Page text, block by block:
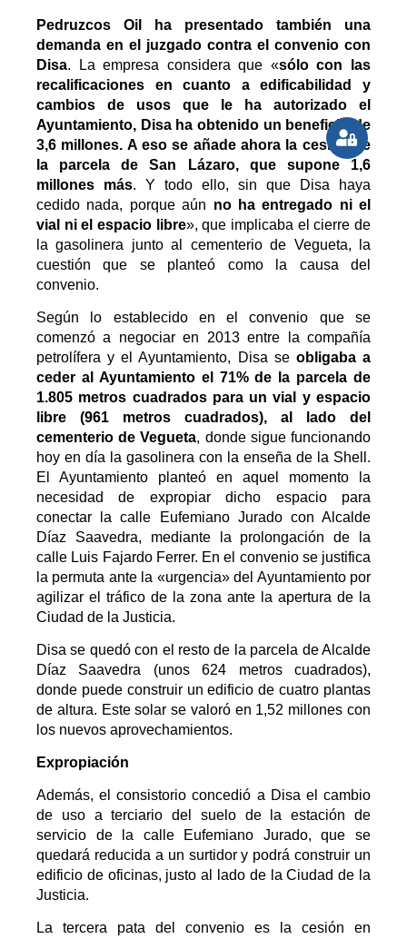
Pedruzcos Oil ha presentado también una
demanda en el juzgado contra el convenio con
Disa. La empresa considera que «sólo con las
recalificaciones en cuanto a edificabilidad y
cambios de usos que le ha autorizado el
Ayuntamiento, Disa ha obtenido un beneficio de
3,6 millones. A eso se añade ahora la cesión de
la parcela de San Lázaro, que supone 1,6
millones más. Y todo ello, sin que Disa haya
cedido nada, porque aún no ha entregado ni el
vial ni el espacio libre», que implicaba el cierre de
la gasolinera junto al cementerio de Vegueta, la
cuestión que se planteó como la causa del
convenio.
Según lo establecido en el convenio que se
comenzó a negociar en 2013 entre la compañía
petrolífera y el Ayuntamiento, Disa se obligaba a
ceder al Ayuntamiento el 71% de la parcela de
1.805 metros cuadrados para un vial y espacio
libre (961 metros cuadrados), al lado del
cementerio de Vegueta, donde sigue funcionando
hoy en día la gasolinera con la enseña de la Shell.
El Ayuntamiento planteó en aquel momento la
necesidad de expropiar dicho espacio para
conectar la calle Eufemiano Jurado con Alcalde
Díaz Saavedra, mediante la prolongación de la
calle Luis Fajardo Ferrer. En el convenio se justifica
la permuta ante la «urgencia» del Ayuntamiento por
agilizar el tráfico de la zona ante la apertura de la
Ciudad de la Justicia.
Disa se quedó con el resto de la parcela de Alcalde
Díaz Saavedra (unos 624 metros cuadrados),
donde puede construir un edificio de cuatro plantas
de altura. Este solar se valoró en 1,52 millones con
los nuevos aprovechamientos.
Expropiación
Además, el consistorio concedió a Disa el cambio
de uso a terciario del suelo de la estación de
servicio de la calle Eufemiano Jurado, que se
quedará reducida a un surtidor y podrá construir un
edificio de oficinas, justo al lado de la Ciudad de la
Justicia.
La tercera pata del convenio es la cesión en